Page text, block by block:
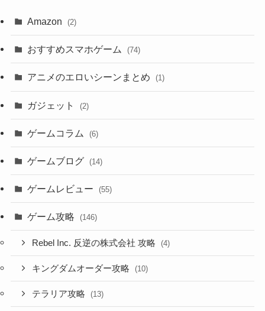
Amazon (2)
おすすめスマホゲーム (74)
アニメのエロいシーンまとめ (1)
ガジェット (2)
ゲームコラム (6)
ゲームブログ (14)
ゲームレビュー (55)
ゲーム攻略 (146)
Rebel Inc. 反逆の株式会社 攻略 (4)
キングダムオーダー攻略 (10)
テラリア攻略 (13)